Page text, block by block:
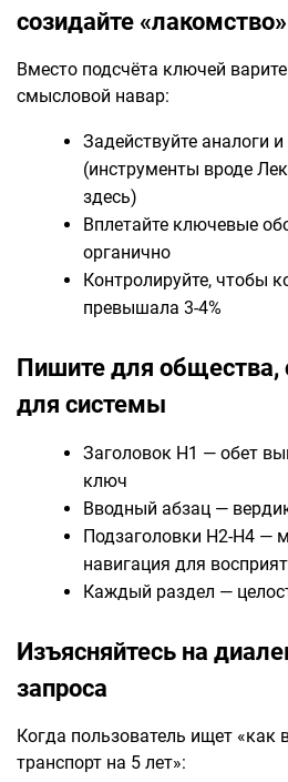
созидайте «лакомство»
Вместо подсчёта ключей
смысловой навар:
Задействуйте аналоги
(инструменты вроде
здесь)
Вплетайте ключевые
органично
Контролируйте, чтобы
превышала 3-4%
Пишите для общества,
для системы
Заголовок H1 — обет
ключ
Вводный абзац —
Подзаголовки H2-H4 —
навигация для
Каждый раздел —
Изъясняйтесь на
запроса
Когда пользователь ищет «как
транспорт на 5 лет»: